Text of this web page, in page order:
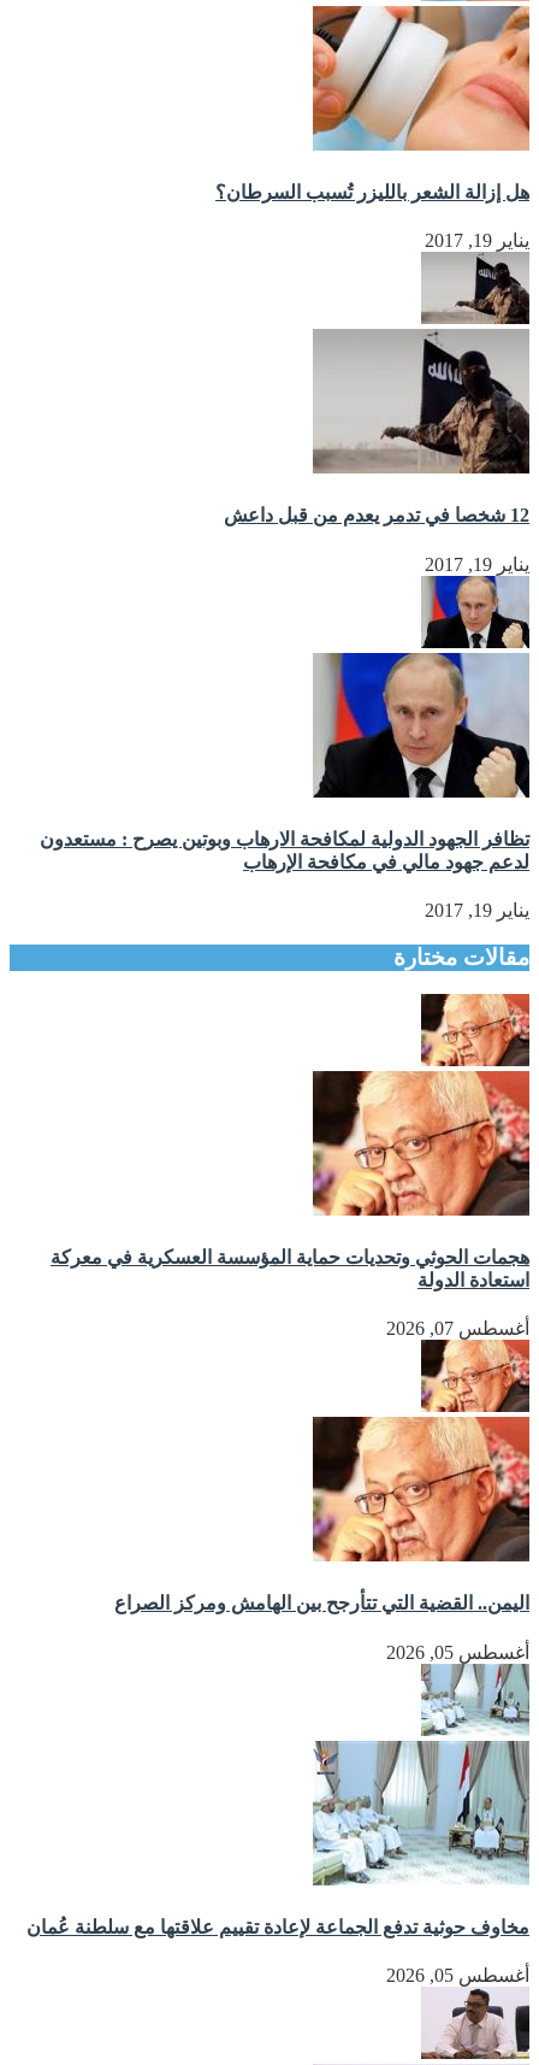
هل إزالة الشعر بالليزر تُسبب السرطان؟
يناير 19, 2017
12 شخصا في تدمر يعدم من قبل داعش
يناير 19, 2017
تظافر الجهود الدولية لمكافحة الارهاب وبوتين يصرح : مستعدون
لدعم جهود مالي في مكافحة الإرهاب
يناير 19, 2017
مقالات مختارة
هجمات الحوثي وتحديات حماية المؤسسة العسكرية في معركة
استعادة الدولة
أغسطس 07, 2026
اليمن.. القضية التي تتأرجح بين الهامش ومركز الصراع
أغسطس 05, 2026
مخاوف حوثية تدفع الجماعة لإعادة تقييم علاقتها مع سلطنة عُمان
أغسطس 05, 2026